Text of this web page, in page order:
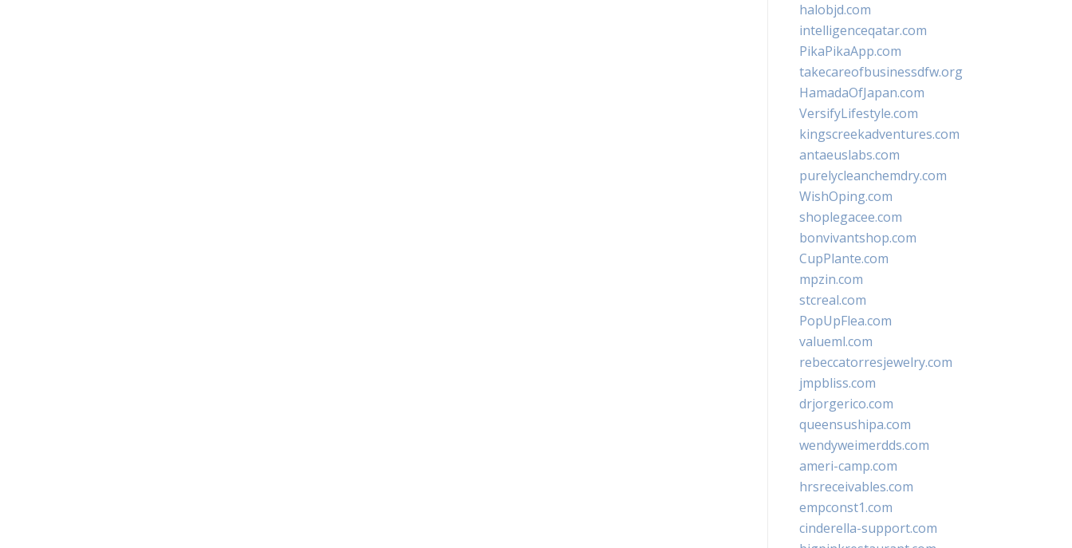
halobjd.com
intelligenceqatar.com
PikaPikaApp.com
takecareofbusinessdfw.org
HamadaOfJapan.com
VersifyLifestyle.com
kingscreekadventures.com
antaeuslabs.com
purelycleanchemdry.com
WishOping.com
shoplegacee.com
bonvivantshop.com
CupPlante.com
mpzin.com
stcreal.com
PopUpFlea.com
valueml.com
rebeccatorresjewelry.com
jmpbliss.com
drjorgerico.com
queensushipa.com
wendyweimerdds.com
ameri-camp.com
hrsreceivables.com
empconst1.com
cinderella-support.com